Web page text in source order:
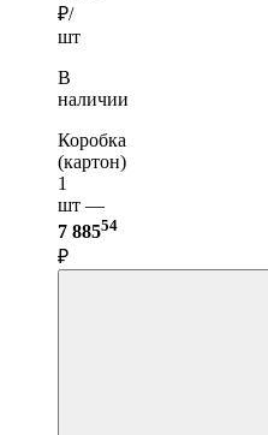
₽/
шт
В
наличии
Коробка
(картон)
1
шт —
7 88554
₽